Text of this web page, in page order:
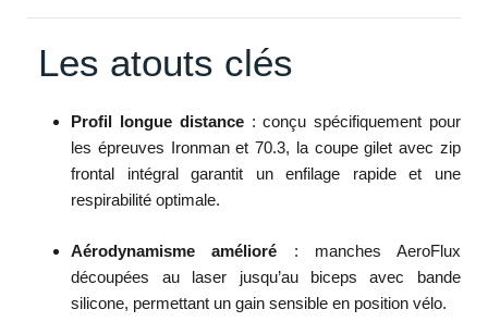
Les atouts clés
Profil longue distance: conçu spécifiquement pour
les épreuves Ironman et 70.3, la coupe gilet avec zip
frontal intégral garantit un enfilage rapide et une
respirabilité optimale.
Aérodynamisme amélioré : manches AeroFlux
découpées au laser jusqu’au biceps avec bande
silicone, permettant un gain sensible en position vélo.